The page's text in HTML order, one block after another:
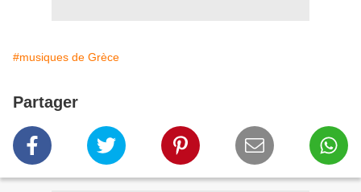
#musiques de Grèce
Partager